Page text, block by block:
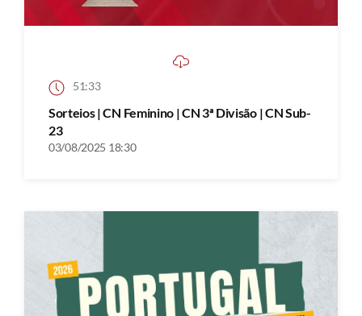
51:33
Sorteios | CN Feminino | CN 3ª Divisão | CN Sub-
23
03/08/2025 18:30